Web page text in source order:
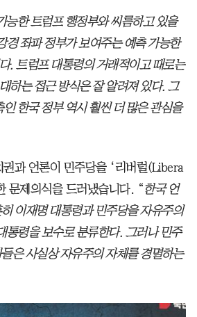
능한 트럼프 행정부와 씨름하고 있을
경 좌파 정부가 보여주는 예측 가능한
. 트럼프 대통령의 거래적이고 때로는
하는 접근 방식은 잘 알려져 있다. 그
인 한국 정부 역시 훨씬 더 많은 관심을
과 언론이 민주당을 ‘리버럴(Libera
문제의식을 드러냈습니다. “한국 언
이재명 대통령과 민주당을 자유주의
통령을 보수로 분류한다. 그러나 민주
은 사실상 자유주의 자체를 경멸하는